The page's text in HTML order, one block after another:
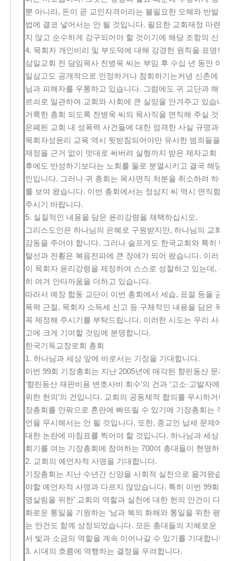
뿐 아니라, 돈이 곧 교인자격이라는 불필요한 오해와 반발
법에 결코 넣어서는 안 될 것입니다. 필요한 교회재정 마련
지 않고 순수하게 강구되어야 할 것이기에 해당 조항의 신
4. 목회자 개인비리 및 부도덕에 대해 강경한 원칙을 표명하
삼일교회 전 담임목사 전병욱 씨는 부임 후 수십 년 동안 여
일삼고도 공개적으로 인정하거나 참회하기는커녕 신촌에
님과 피해자를 우롱하고 있습니다. 그럼에도 귀 교단과 해
르쇠로 일관하여 교회와 사회에 큰 실망을 안겨주고 있습니
거룩한 총회 되도록 전병욱 씨의 목사직을 면직해 주실 것
은폐된 교회 내 성폭력 사건들에 대한 엄격한 사실 규명과
목회자성윤리 교육 역시 뒷받침되어야만 유사한 범죄들을
재정을 근거 없이 멋대로 써버려 실형까지 받은 제자교회
후에도 반성하기보다는 노회를 둘로 분열시키고 결국 해당
인입니다. 그러나 귀 총회는 목사면직 처분을 취소하려 하
를 보여 왔습니다. 이번 총회에서는 정삼지 씨 역시 면직함
주시기 바랍니다.
5. 실질적인 내용을 담은 윤리강령을 채택하십시오.
그리스도인은 하나님의 은혜로 구원받지만, 하나님의 교회
감동을 주어야 합니다. 그러나 슬프게도 한국교회와 특히
탈선과 전횡은 복음전파에 큰 장애가 되어 왔습니다. 이러
이 목회자 윤리강령을 제정하여 스스로 성찰하고 있는데,
히 여겨 안타까움을 더하고 있습니다.
따라서 예장 합동 교단이 이번 총회에서 세습, 표절 등을 금
폭력 근절, 목회자 소득세 신고 등 구체적인 내용을 담은 목
꼭 제정해 주시기를 부탁드립니다. 이러한 시도는 우리 사
고에 크게 기여할 것임에 분명합니다.
한국기독교장로회 총회
1. 하나님과 세상 앞에 바로서는 기장을 기대합니다.
이번 99회 기장총회는 지난 2005년에 매각된 향린동산 문
‘향린동산 재판비용 변호사비 회수’의 건과 ‘고소·고발자에
위한 헌의’의 건입니다. 교회의 공동체적 합의를 무시하거
장총회를 안팎으로 혼란에 빠뜨릴 수 있기에 기장총회는 작
언을 무시해서는 안 될 것입니다. 또한, 종교인 납세 문제에
대한 논란에 마침표를 찍어야 할 것입니다. 하나님과 세상
회기를 여는 기장총회에 참여하는 700여 총대들이 현명하
2. 교회의 예언자적 사명을 기대합니다.
기장총회는 지난 수년간 신앙을 사회적 실천으로 옮겨왔습
야할 예언자적 사명과 다르지 않았습니다. 특히 이번 99회 기
명살림을 위한’ 교회의 역할과 실천에 대한 헌의 안건이 다
화로운 통일을 기원하는 ‘남과 북의 화해와 통일을 위한 평
는 안건도 함께 상정되었습니다. 모든 총대들의 지혜로운
서 빛과 소금의 역할을 계속 이어나갈 수 있기를 기대합니다.
3. 시대의 흐름에 역행하는 결정을 우려합니다.